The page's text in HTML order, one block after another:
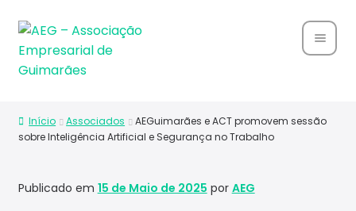
Início Associados
AEGuimarães e ACT promovem sessão
sobre Inteligência Artificial e Segurança no Trabalho
Publicado em 15 de Maio de 2025 por AEG